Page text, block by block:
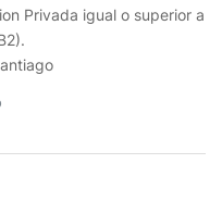
Privada igual o superior a